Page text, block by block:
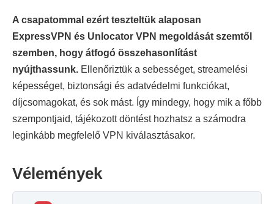
A csapatommal ezért teszteltük alaposan
ExpressVPN és Unlocator VPN megoldását szemtől
szemben, hogy átfogó összehasonlítást
nyújthassunk. Ellenőriztük a sebességet, streamelési
képességet, biztonsági és adatvédelmi funkciókat,
díjcsomagokat, és sok mást. Így mindegy, hogy mik a főbb
szempontjaid, tájékozott döntést hozhatsz a számodra
leginkább megfelelő VPN kiválasztásakor.
Vélemények